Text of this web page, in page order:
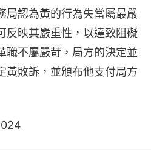
局認為黃的行為失當屬最嚴
反映其嚴重性，以達致阻礙
職不屬嚴苛，局方的決定並
黃敗訴，並頒布他支付局方